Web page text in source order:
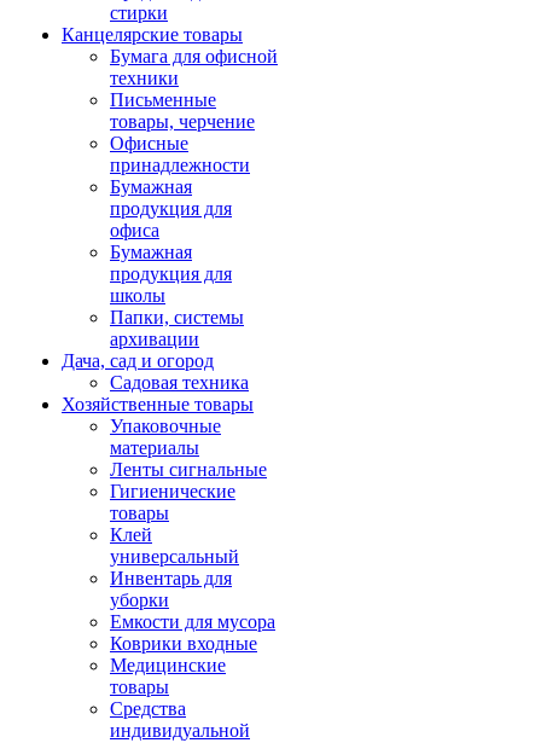
стирки
Канцелярские товары
Бумага для офисной
техники
Письменные
товары, черчение
Офисные
принадлежности
Бумажная
продукция для
офиса
Бумажная
продукция для
школы
Папки, системы
архивации
Дача, сад и огород
Садовая техника
Хозяйственные товары
Упаковочные
материалы
Ленты сигнальные
Гигиенические
товары
Клей
универсальный
Инвентарь для
уборки
Емкости для мусора
Коврики входные
Медицинские
товары
Средства
индивидуальной